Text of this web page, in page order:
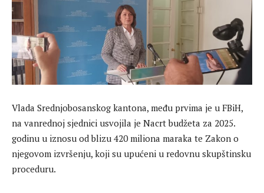
Vlada Srednjobosanskog kantona, među prvima je u FBiH,
na vanrednoj sjednici usvojila je Nacrt budžeta za 2025.
godinu u iznosu od blizu 420 miliona maraka te Zakon o
njegovom izvršenju, koji su upućeni u redovnu skupštinsku
proceduru.